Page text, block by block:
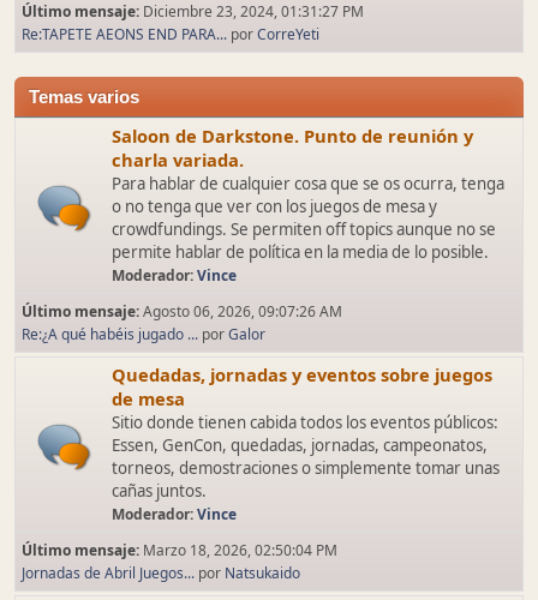
Último mensaje: Diciembre 23, 2024, 01:31:27 PM
Re:TAPETE AEONS END PARA... porCorreYeti
Temas varios
Saloon de Darkstone. Punto de reunión y
charla variada.
Para hablar de cualquier cosa que se os ocurra, tenga
o no tenga que ver con los juegos de mesa y
crowdfundings. Se permiten off topics aunque no se
permite hablar de política en la media de lo posible.
Moderador:Vince
Último mensaje:Agosto 06, 2026, 09:07:26 AM
Re:¿A qué habéis jugado ... porGalor
Quedadas, jornadas y eventos sobre juegos
de mesa
Sitio donde tienen cabida todos los eventos públicos:
Essen, GenCon, quedadas, jornadas, campeonatos,
torneos, demostraciones o simplemente tomar unas
cañas juntos.
Moderador:Vince
Último mensaje: Marzo 18, 2026, 02:50:04 PM
Jornadas de Abril Juegos... por Natsukaido